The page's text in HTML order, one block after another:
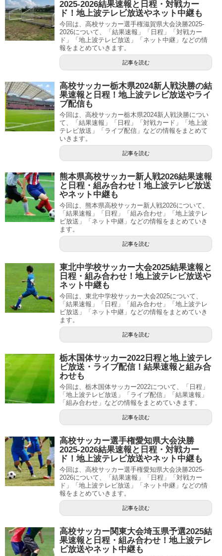
2025-2026結果速報と日程・対戦カー
ド！地上波テレビ放送やネット中継も
今回は、高校サッカー選手権滋賀県大会決勝2025-
2026について、「結果速報」「日程」「対戦カー
ド」「地上波テレビ放送」「ネット中継」などの情
報をまとめていきます。
記事を読む
高校サッカー栃木県2024新人戦決勝の結
果速報と日程！地上波テレビ放送やライ
ブ配信も
今回は、高校サッカー栃木県2024新人戦決勝につい
て、「結果速報」「日程」「対戦カード」「地上波
テレビ放送」「ライブ配信」などの情報をまとめて
いきます。
記事を読む
熊本県高校サッカー新人戦2026結果速報
と日程・組み合わせ！地上波テレビ放送
やネット中継も
今回は、熊本県高校サッカー新人戦2026について、
「結果速報」「日程」「組み合わせ」「地上波テレ
ビ放送」「ネット中継」などの情報をまとめていき
ます。
記事を読む
東北中学校サッカー大会2025結果速報と
日程・組み合わせ！地上波テレビ放送や
ネット中継も
今回は、東北中学校サッカー大会2025について、
「結果速報」「日程」「組み合わせ」「地上波テレ
ビ放送」「ネット中継」などの情報をまとめていき
ます。
記事を読む
栃木国体サッカー2022日程と地上波テレ
ビ放送・ライブ配信！結果速報と組み合
わせも
今回は、栃木国体サッカー2022について、「日程」
「地上波テレビ放送」「ライブ配信」「結果速報」
「組み合わせ」などの情報をまとめていきます。
記事を読む
高校サッカー選手権愛知県大会決勝
2025-2026結果速報と日程・対戦カー
ド！地上波テレビ放送やネット中継も
今回は、高校サッカー選手権愛知県大会決勝2025-
2026について、「結果速報」「日程」「対戦カー
ド」「地上波テレビ放送」「ネット中継」などの情
報をまとめていきます。
記事を読む
高校サッカー関東大会埼玉県予選2025結
果速報と日程・組み合わせ！地上波テレ
ビ放送やネット中継も